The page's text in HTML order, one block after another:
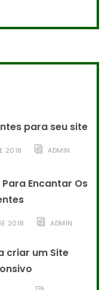
para seu site
2018 ADMIN
Encantar Os
2018 ADMIN
criar um Site